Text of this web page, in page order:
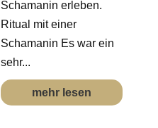
Schamanin erleben.
Ritual mit einer
Schamanin Es war ein
sehr...
mehr lesen